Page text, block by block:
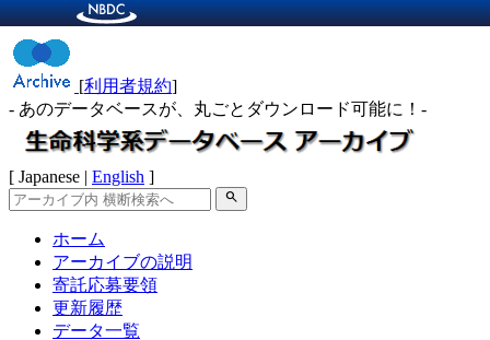
[利用者規約]
- あのデータベースが、丸ごとダウンロード可能に！-
[ Japanese | English ]
search
ホーム
アーカイブの説明
寄託応募要領
更新履歴
データ一覧